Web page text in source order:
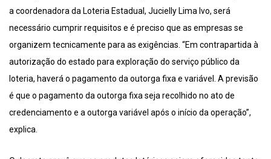
a coordenadora da Loteria Estadual, Jucielly Lima Ivo, será
necessário cumprir requisitos e é preciso que as empresas se
organizem tecnicamente para as exigências. “Em contrapartida à
autorização do estado para exploração do serviço público da
loteria, haverá o pagamento da outorga fixa e variável. A previsão
é que o pagamento da outorga fixa seja recolhido no ato de
credenciamento e a outorga variável após o início da operação”,
explica.